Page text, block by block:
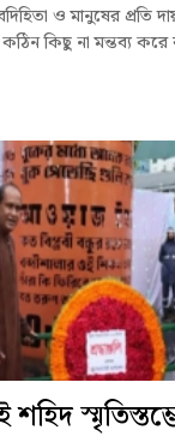
ও মানুষের প্রতি
কিছু না মন্তব্য করে